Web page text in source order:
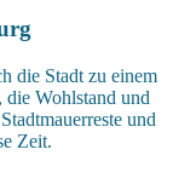
die Stadt zu einem
die Wohlstand und
und
Zeit.